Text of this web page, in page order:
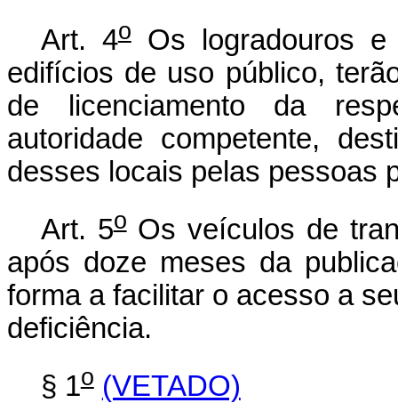
Art. 4oOs logradouros e
edifícios de uso público,
de licenciamento da
autoridade competente,
desses locais pelas pessoas
Art. 5oOs veículos de
após doze meses da
forma a facilitar o acesso a
deficiência.
§ 1o (VETADO)